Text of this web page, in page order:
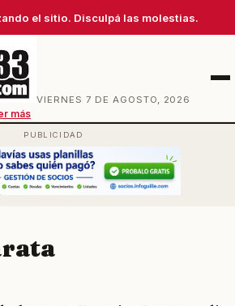
el sitio. Disculpá las molestias.
VIERNES 7 DE AGOSTO, 2026
más
Menú